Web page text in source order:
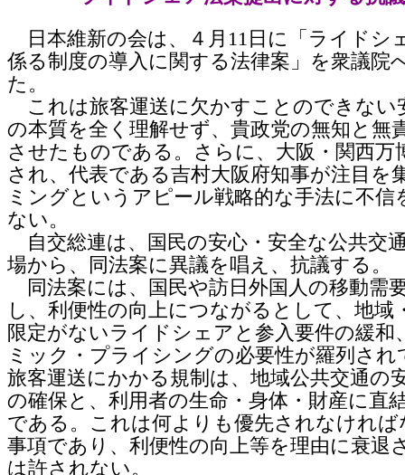
日本維新の会は、４月11日に「ライドシ
係る制度の導入に関する法律案」を衆議院
た。
これは旅客運送に欠かすことのできない
の本質を全く理解せず、貴政党の無知と無
させたものである。さらに、大阪・関西万
され、代表である吉村大阪府知事が注目を
ミングというアピール戦略的な手法に不信
ない。
自交総連は、国民の安心・安全な公共交
場から、同法案に異議を唱え、抗議する。
同法案には、国民や訪日外国人の移動需
し、利便性の向上につながるとして、地域
限定がないライドシェアと参入要件の緩和
ミック・プライシングの必要性が羅列され
旅客運送にかかる規制は、地域公共交通の
の確保と、利用者の生命・身体・財産に直
である。これは何よりも優先されなければ
事項であり、利便性の向上等を理由に衰退
は許されない。